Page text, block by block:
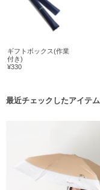
ギフトボックス(作業
付き)
¥330
最近チェックしたアイテム